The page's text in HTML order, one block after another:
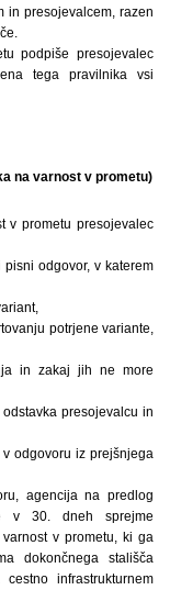
in presojevalcem, razen
podpiše presojevalec
tega pravilnika vsi
na varnost v prometu)
v prometu presojevalec
odgovor, v katerem
potrjene variante,
in zakaj jih ne more
presojevalcu in
odgovoru iz prejšnjega
agencija na predlog
v 30. dneh sprejme
v prometu, ki ga
dokončnega stališča
infrastrukturnem